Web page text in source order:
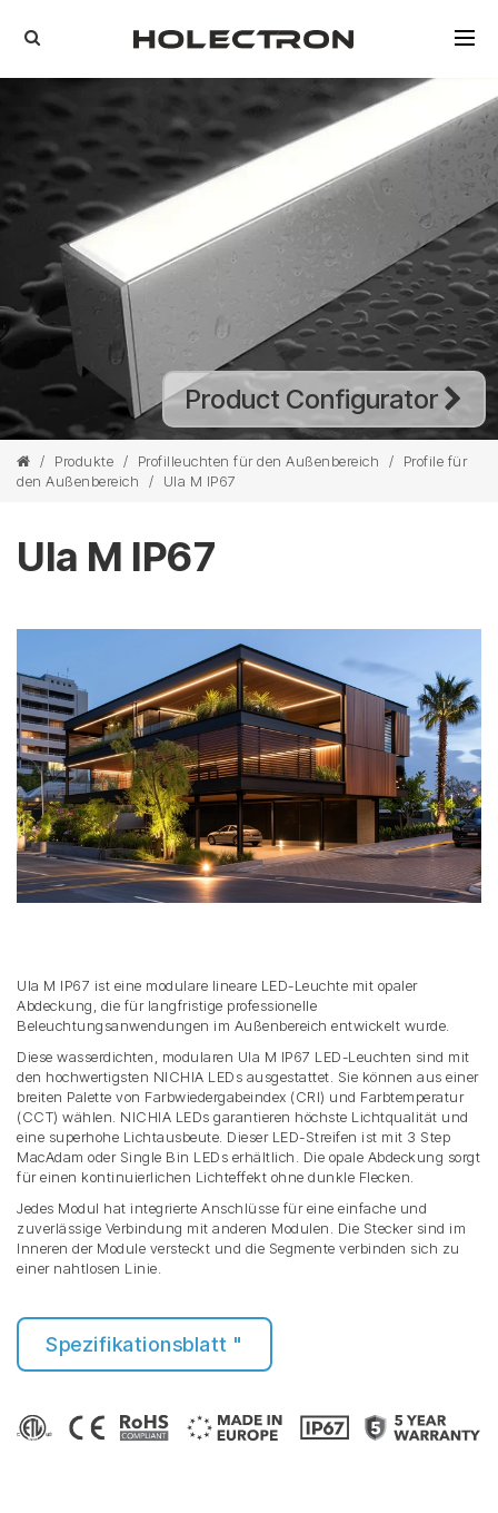
Product Configurator
/ Produkte / Profilleuchten für den Außenbereich /
Profile für
den Außenbereich
/ Ula M IP67
Ula M IP67
Ula M IP67 ist eine modulare lineare LED-Leuchte mit opaler
Abdeckung, die für langfristige professionelle
Beleuchtungsanwendungen im Außenbereich entwickelt wurde.
Diese wasserdichten, modularen Ula M IP67 LED-Leuchten sind mit
den hochwertigsten NICHIA LEDs ausgestattet. Sie können aus einer
breiten Palette von Farbwiedergabeindex (CRI) und Farbtemperatur
(CCT) wählen. NICHIA LEDs garantieren höchste Lichtqualität und
eine superhohe Lichtausbeute. Dieser LED-Streifen ist mit 3 Step
MacAdam oder Single Bin LEDs erhältlich. Die opale Abdeckung sorgt
für einen kontinuierlichen Lichteffekt ohne dunkle Flecken.
Jedes Modul hat integrierte Anschlüsse für eine einfache und
zuverlässige Verbindung mit anderen Modulen. Die Stecker sind im
Inneren der Module versteckt und die Segmente verbinden sich zu
einer nahtlosen Linie.
Spezifikationsblatt "